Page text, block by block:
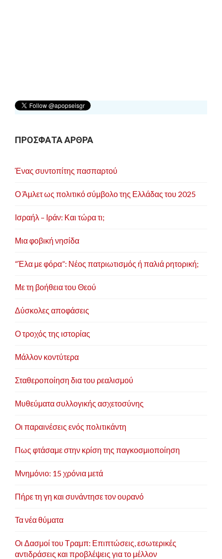
κοινωνία με ανθρώπινο πρόσωπο .
επέβαλε την παύση της συμπόρευσής του με το
προσωπική του κόκκινη γραμμή ως προς τη
συντονιστικής επιτροπής της Ενωτικής Κίνησης
προοδευτικού και δημοκρατικού μετώπου και
Εκπρόσωπος με τον ΣΥ.ΡΙΖ.Α - ΕΝΩΤΙΚΟ
ΠΡΟΣΦΑΤΑ ΑΡΘΡΑ
Ένας συντοπίτης πασπαρτού
Ο Άμλετ ως πολιτικό σύμβολο της Ελλάδας του 2025
Ισραήλ – Ιράν: Και τώρα τι;
Μια φοβική νησίδα
“Έλα με φόρα”: Νέος πατριωτισμός ή παλιά ρητορική;
Με τη βοήθεια του Θεού
Δύσκολες αποφάσεις
Ο τροχός της ιστορίας
Μάλλον κοντύτερα
Σταθεροποίηση δια του ρεαλισμού
Μυθεύματα συλλογικής ασχετοσύνης
Οι παραινέσεις ενός πολιτικάντη
Πως φτάσαμε στην κρίση της παγκοσμιοποίηση
Μνημόνιο: 15 χρόνια μετά
Πήρε τη γη και συνάντησε τον ουρανό
Τα νέα θύματα
Οι Δασμοί του Τραμπ: Επιπτώσεις, εσωτερικές
αντιδράσεις και προβλέψεις για το μέλλον